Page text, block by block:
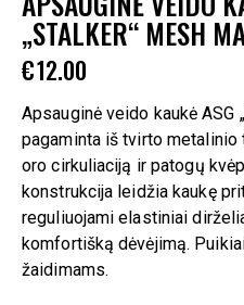
„STALKER“ MESH
€12.00
Apsauginė veido kaukė ASG
pagaminta iš tvirto
oro cirkuliaciją ir patogų
konstrukcija leidžia kaukę
reguliuojami elastiniai
komfortišką dėvėjimą.
žaidimams.